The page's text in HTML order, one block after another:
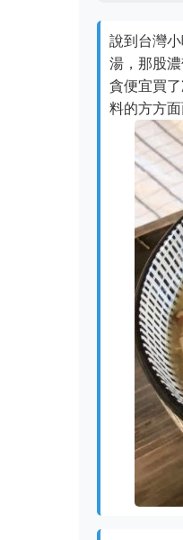
說到台灣
湯，那股
貪便宜買
料的方方